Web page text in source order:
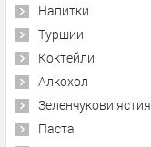
Напитки
Туршии
Коктейли
Алкохол
Зеленчукови ястия
Паста